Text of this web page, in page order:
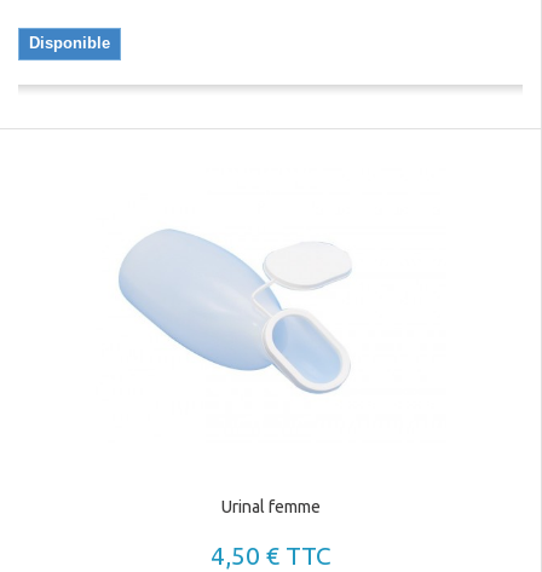
Disponible
Urinal femme
4,50 € TTC